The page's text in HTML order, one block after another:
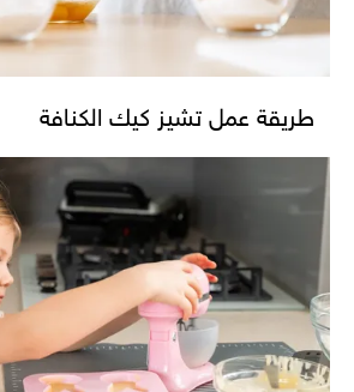
طريقة عمل تشيز كيك الكنافة